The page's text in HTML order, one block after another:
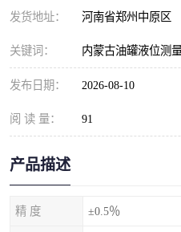
发货地址： 河南省郑州中原区
关键词： 内蒙古油罐液位测
发布日期： 2026-08-10
阅 读 量： 91
产品描述
精 度 ±0.5％